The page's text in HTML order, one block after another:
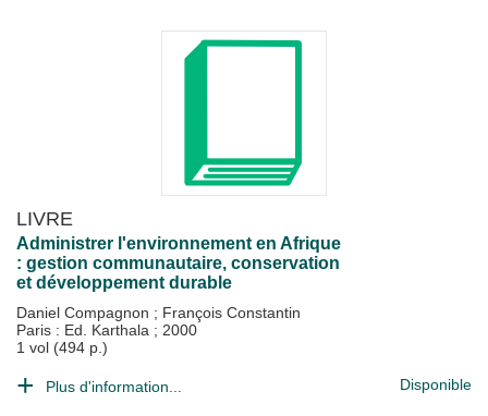
LIVRE
Administrer l'environnement en Afrique
: gestion communautaire, conservation
et développement durable
Daniel Compagnon ; François Constantin
Paris : Ed. Karthala ; 2000
1 vol (494 p.)
Plus d'information... Disponible